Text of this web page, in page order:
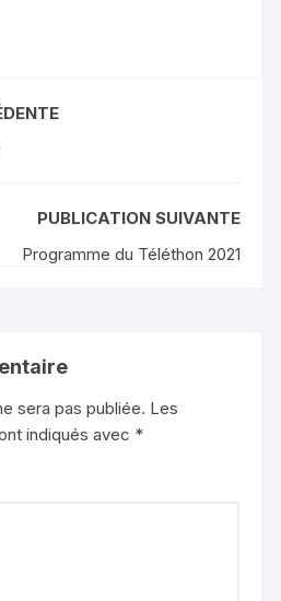
PUBLICATION SUIVANTE
Programme du Téléthon 2021
sera pas publiée. Les
indiqués avec *